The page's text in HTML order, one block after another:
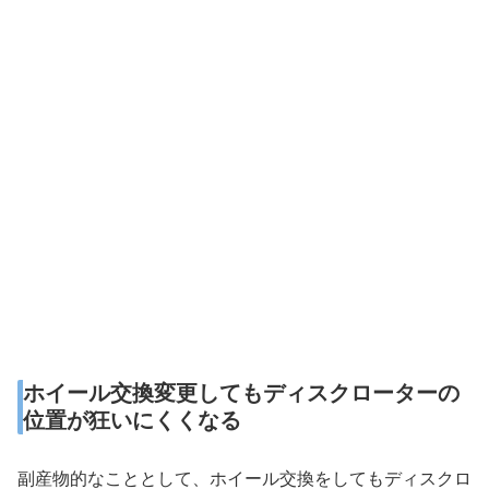
ホイール交換変更してもディスクローターの
位置が狂いにくくなる
副産物的なこととして、ホイール交換をしてもディスクロ